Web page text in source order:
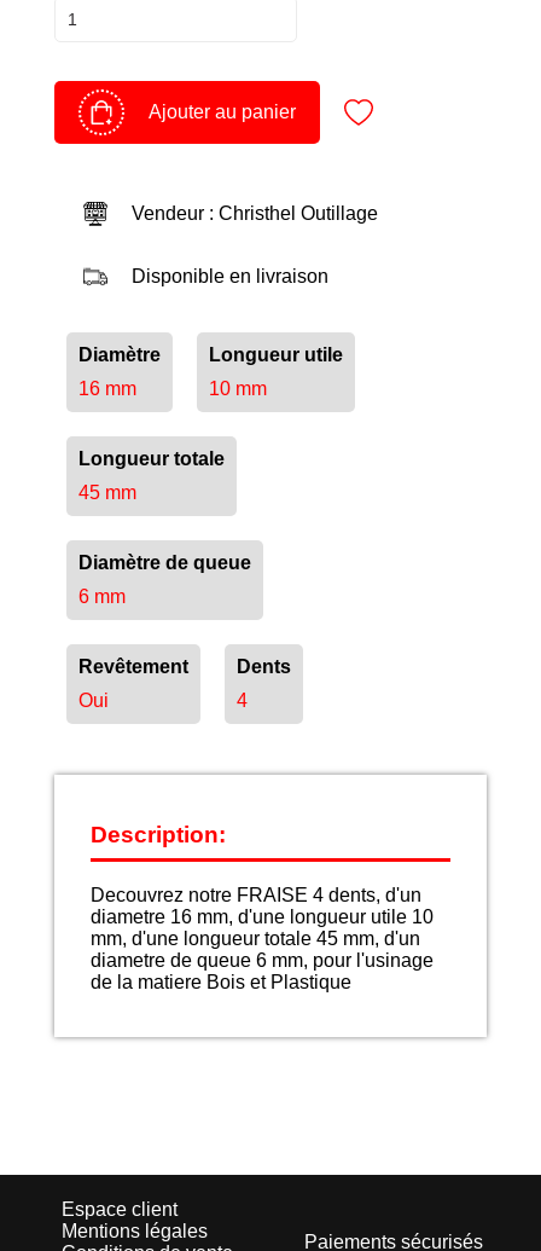
Ajouter au panier
Vendeur : Christhel Outillage
Disponible en livraison
Diamètre
16 mm
Longueur utile
10 mm
Longueur totale
45 mm
Diamètre de queue
6 mm
Revêtement
Oui
Dents
4
Description:
Decouvrez notre FRAISE 4 dents, d'un
diametre 16 mm, d'une longueur utile 10
mm, d'une longueur totale 45 mm, d'un
diametre de queue 6 mm, pour l'usinage
de la matiere Bois et Plastique
Espace client
Mentions légales
Paiements sécurisés